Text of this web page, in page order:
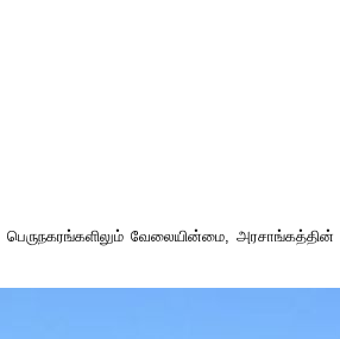
பெருநகரங்களிலும் வேலையின்மை, அரசாங்கத்தின்